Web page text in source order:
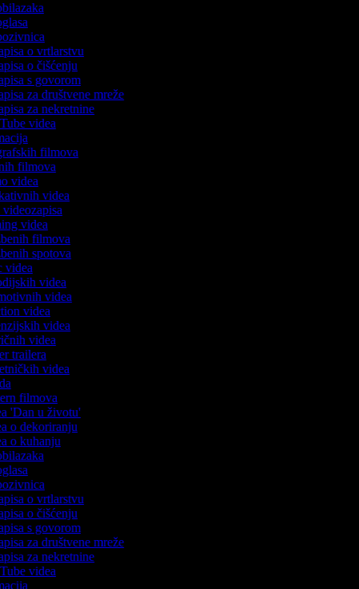
o vrtlarstvu
o čišćenju
s govorom
za društvene mreže
za nekretnine
videa
filmova
filmova
videa
videa
videa
filmova
spotova
videa
videa
videa
videa
videa
videa
trailera
videa
filmova
'Dan u životu'
o dekoriranju
o kuhanju
o vrtlarstvu
o čišćenju
s govorom
za društvene mreže
za nekretnine
videa